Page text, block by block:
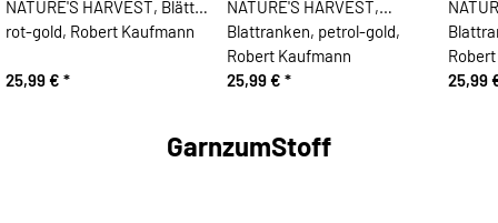
NATURE'S HARVEST, Blätter,
rot-gold, Robert Kaufmann
25,99 € *
NATURE'S HARVEST,
Blattranken, petrol-gold,
Robert Kaufmann
25,99 € *
25,99
GarnzumStoff